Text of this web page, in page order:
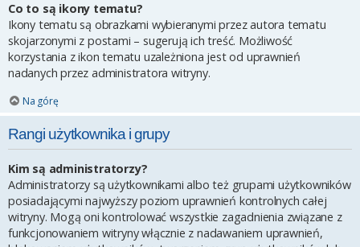
Co to są ikony tematu?
Ikony tematu są obrazkami wybieranymi przez autora tematu
skojarzonymi z postami – sugerują ich treść. Możliwość
korzystania z ikon tematu uzależniona jest od uprawnień
nadanych przez administratora witryny.
Na górę
Rangi użytkownika i grupy
Kim są administratorzy?
Administratorzy są użytkownikami albo też grupami użytkowników
posiadającymi najwyższy poziom uprawnień kontrolnych całej
witryny. Mogą oni kontrolować wszystkie zagadnienia związane z
funkcjonowaniem witryny włącznie z nadawaniem uprawnień,